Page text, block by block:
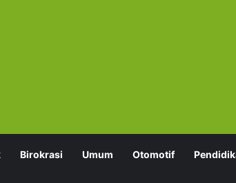
Birokrasi Umum Otomotif